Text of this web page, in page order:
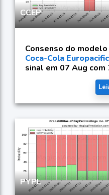
CCEP
Consenso do
Coca-Cola
sinal em 07 Aug
PYPL